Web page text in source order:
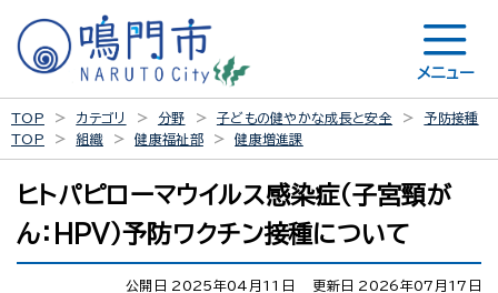
メニュー
TOP カテゴリ 分野 子どもの健やかな成長と安全
予防接種
TOP
組織 健康福祉部 健康増進課
ヒトパピローマウイルス感染症（子宮頸が
ん：HPV）予防ワクチン接種について
公開日 2025年04月11日 更新日 2026年07月17日